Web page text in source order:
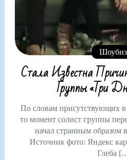
Шоубиз
Стала Известна
Группы «Три
По словам присутствующих в
то момент солист группы
начал странным образом
Источник фото: Яндекс
Глеба